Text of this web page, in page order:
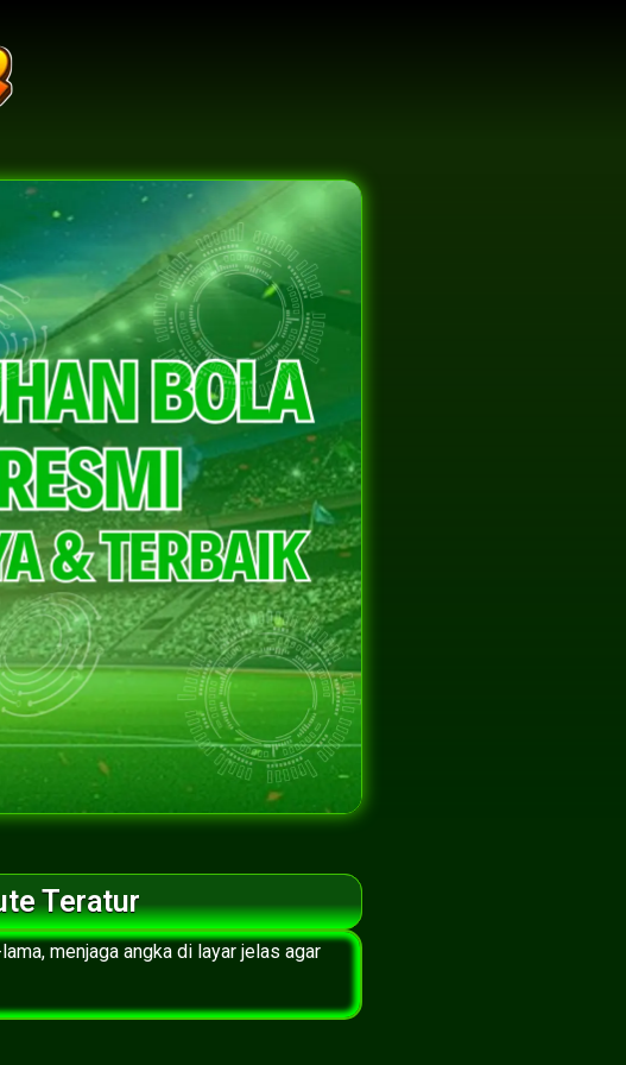
Teratur
menjaga angka di layar jelas agar